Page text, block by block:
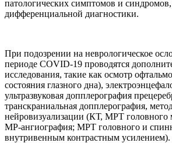
патологических симптомов и
дифференциальной диагностики.
При подозрении на неврологическое
периоде COVID-19 проводятся
исследования, такие как осмотр
состояния глазного дна),
ультразвуковая допплерография
транскраниальная допплерография,
нейровизуализации (КТ, МРТ головного
МР-ангиография; МРТ головного и
внутривенным контрастным усилением).